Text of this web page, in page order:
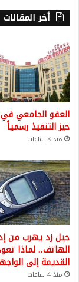
أخر المقالات
العفو الجامعي
حيز التنفيذ رسمياً
منذ 3 ساعات
جيل زد يهرب من
الهاتف.. لماذا
القديمة إلى
منذ 4 ساعات